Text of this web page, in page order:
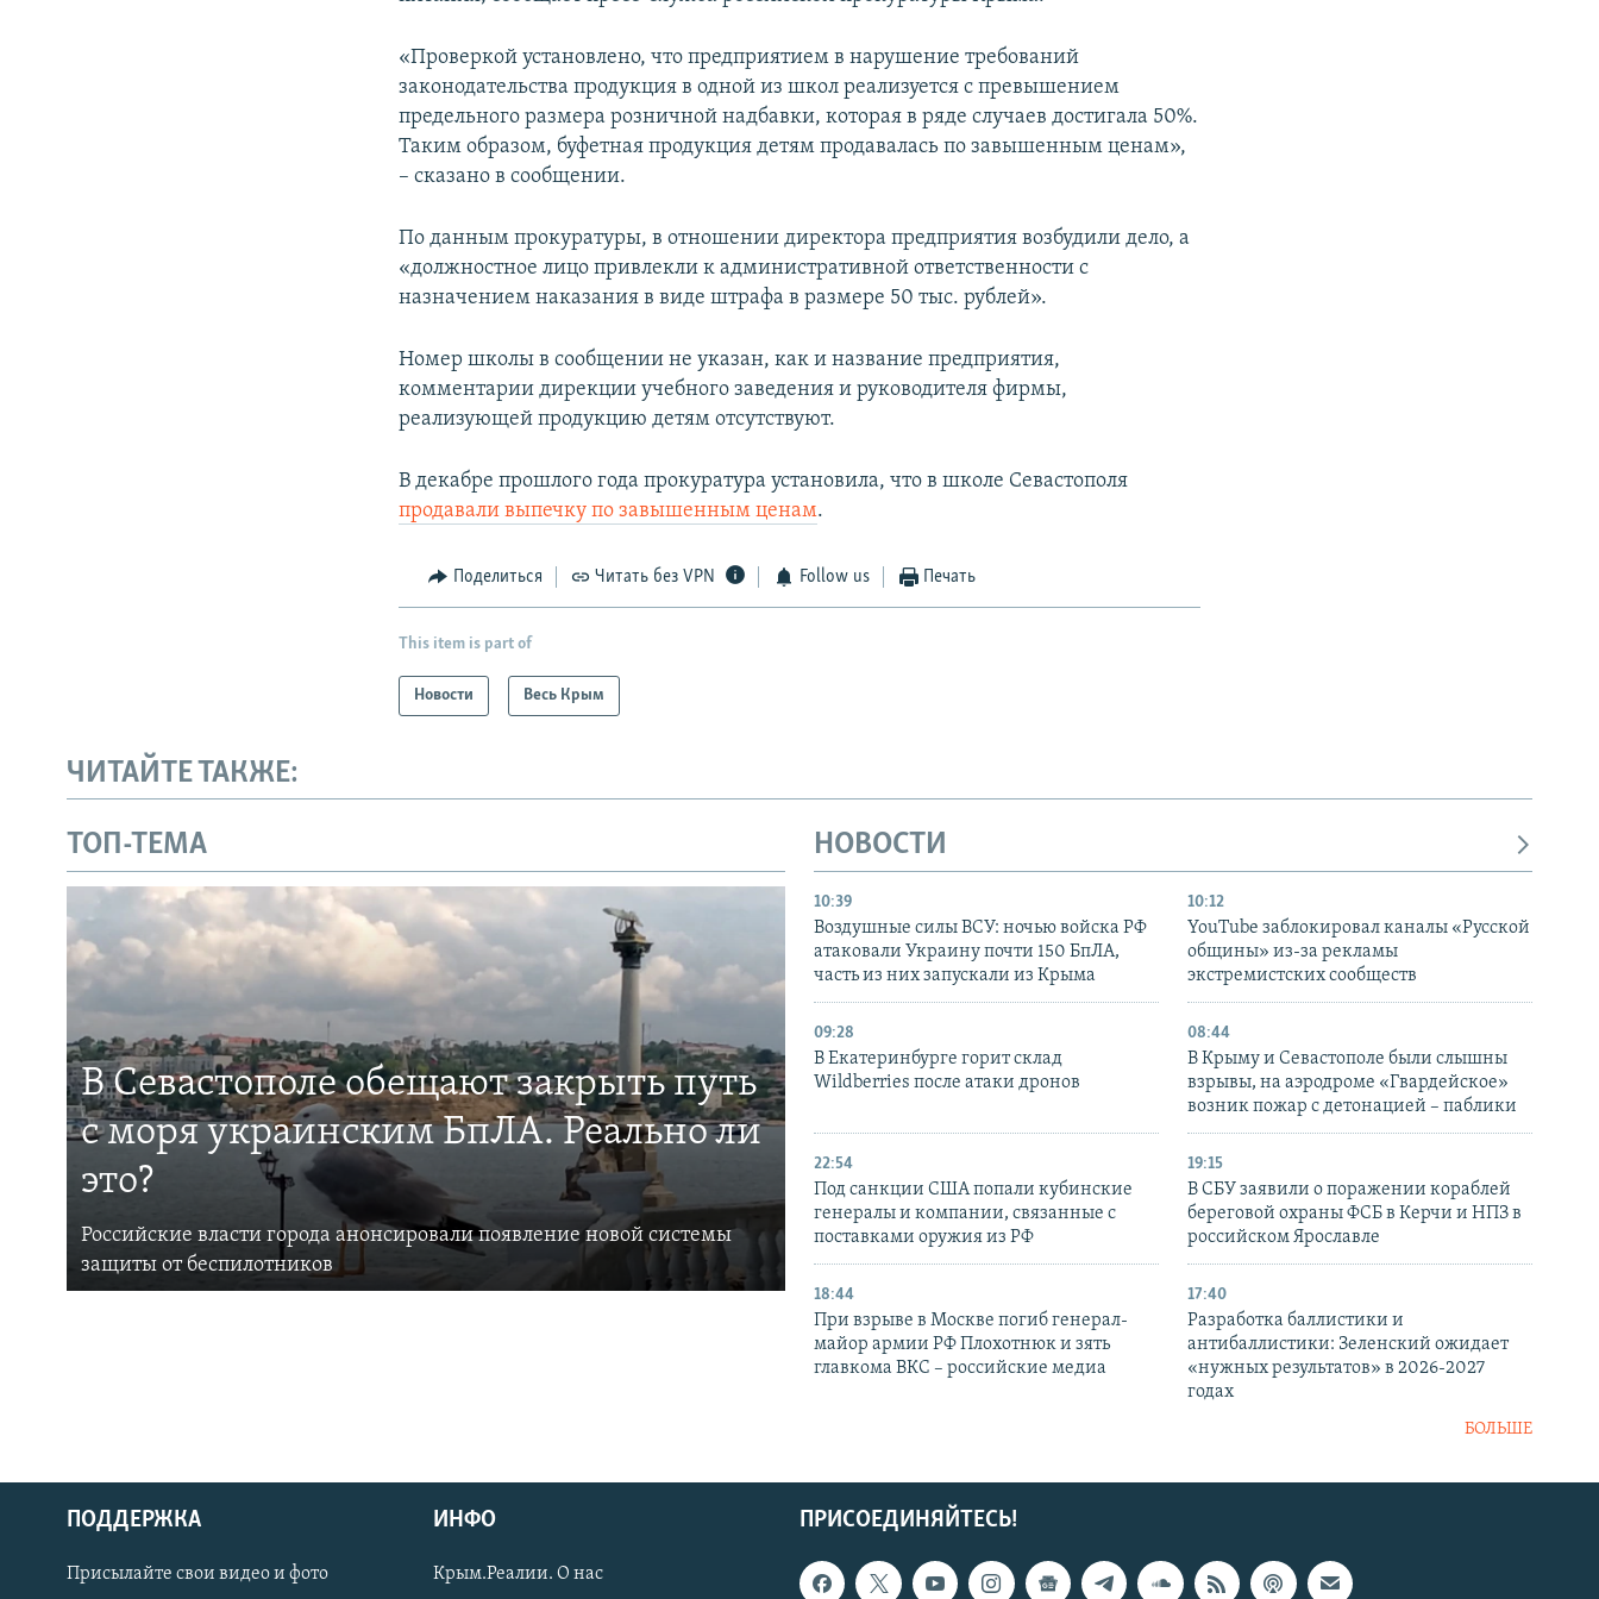
Українською
«Проверкой установлено, что предприятием в нарушение требований
законодательства продукция в одной из школ реализуется с превышением
предельного размера розничной надбавки, которая в ряде случаев достигала 50%.
Таким образом, буфетная продукция детям продавалась по завышенным ценам»,
– сказано в сообщении.
По данным прокуратуры, в отношении директора предприятия возбудили дело, а
«должностное лицо привлекли к административной ответственности с
назначением наказания в виде штрафа в размере 50 тыс. рублей».
Номер школы в сообщении не указан, как и название предприятия,
комментарии дирекции учебного заведения и руководителя фирмы,
реализующей продукцию детям отсутствуют.
В декабре прошлого года прокуратура установила, что в школе Севастополя
продавали выпечку по завышенным ценам.
Поделиться Читать без VPN Follow us Печать
This item is part of
Новости Весь Крым
ЧИТАЙТЕ ТАКЖЕ:
ТОП-ТЕМА
В Севастополе обещают закрыть путь
с моря украинским БпЛА. Реально ли
это?
Российские власти города анонсировали появление новой системы
защиты от беспилотников
НОВОСТИ
10:39
Воздушные силы ВСУ: ночью войска РФ
атаковали Украину почти 150 БпЛА,
часть из них запускали из Крыма
10:12
YouTube заблокировал каналы «Русской
общины» из-за рекламы
экстремистских сообществ
09:28
В Екатеринбурге горит склад
Wildberries после атаки дронов
08:44
В Крыму и Севастополе были слышны
взрывы, на аэродроме «Гвардейское»
возник пожар с детонацией – паблики
22:54
Под санкции США попали кубинские
генералы и компании, связанные с
поставками оружия из РФ
19:15
В СБУ заявили о поражении кораблей
береговой охраны ФСБ в Керчи и НПЗ в
российском Ярославле
18:44
При взрыве в Москве погиб генерал-
майор армии РФ Плохотнюк и зять
главкома ВКС – российские медиа
17:40
Разработка баллистики и
антибаллистики: Зеленский ожидает
«нужных результатов» в 2026-2027
годах
БОЛЬШЕ
ПРИСОЕДИНЯЙТЕСЬ!
ПОДДЕРЖКА
Присылайте свои видео и фото
ИНФО
Крым.Реалии. О нас